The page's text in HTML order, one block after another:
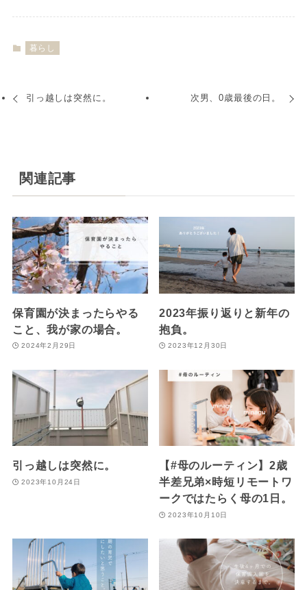
暮らし
引っ越しは突然に。 次男、0歳最後の日。
関連記事
保育園が決まったらやる
こと、我が家の場合。
2024年2月29日
2023年振り返りと新年の
抱負。
2023年12月30日
引っ越しは突然に。
2023年10月24日
【#母のルーティン】2歳
半差兄弟×時短リモートワ
ークではたらく母の1日。
2023年10月10日